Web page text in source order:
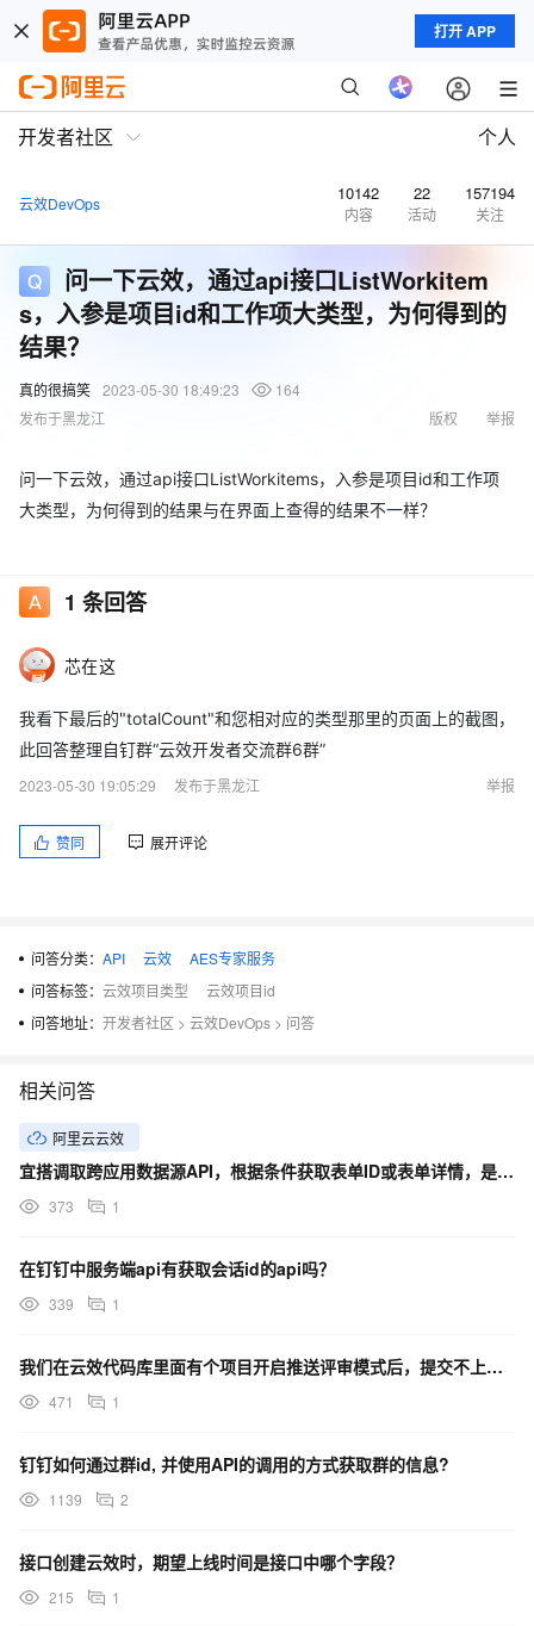
打开 APP
开发者社区 个人
云效DevOps 10142
内容
22
活动
157194
关注
问一下云效，通过api接口ListWorkitem
s，入参是项目id和工作项大类型，为何得到的
结果？
真的很搞笑 2023-05-30 18:49:23
164
发布于黑龙江
举报
版权
问一下云效，通过api接口ListWorkitems，入参是项目id和工作项
大类型，为何得到的结果与在界面上查得的结果不一样？
1 条回答
芯在这
我看下最后的"totalCount"和您相对应的类型那里的页面上的截图，
此回答整理自钉群“云效开发者交流群6群”
2023-05-30 19:05:29
发布于黑龙江 举报
赞同 展开评论
问答分类： API 云效
AES专家服务
问答标签： 云效项目类型
云效项目id
问答地址： 开发者社区 > 云效DevOps > 问答
相关问答
阿里云云效
宜搭调取跨应用数据源API，根据条件获取表单ID或表单详情，是否支持关键字模糊搜索？
373 1
在钉钉中服务端api有获取会话id的api吗？
339 1
我们在云效代码库里面有个项目开启推送评审模式后，提交不上去代码了，有什么办法没？
471 1
钉钉如何通过群id, 并使用API的调用的方式获取群的信息?
1139 2
接口创建云效时，期望上线时间是接口中哪个字段？
215 1